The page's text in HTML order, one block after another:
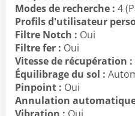
Modes de recherche : 4
Profils d'utilisateur
Filtre Notch : Oui
Filtre fer : Oui
Vitesse de récupération :
Équilibrage du sol :
Pinpoint : Oui
Annulation